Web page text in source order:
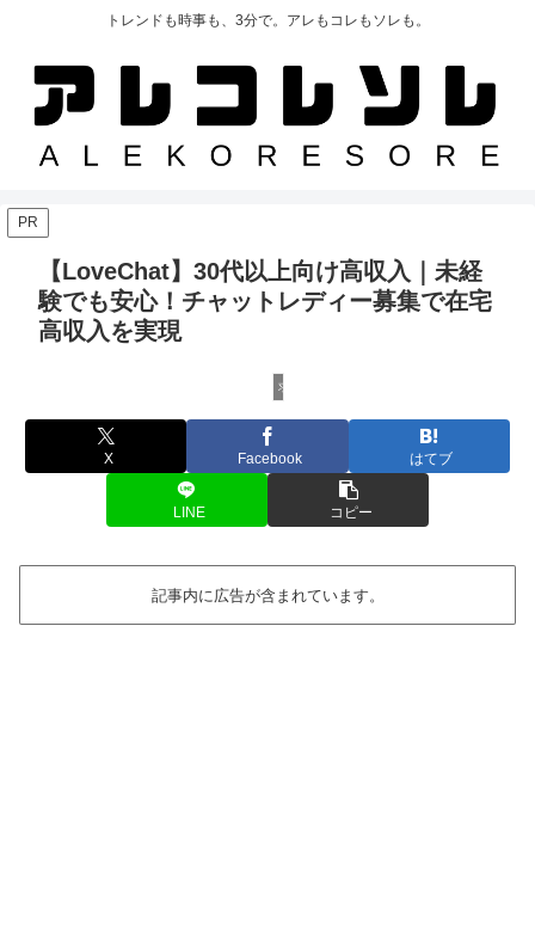
トレンドも時事も、3分で。アレもコレもソレも。
PR
【LoveChat】30代以上向け高収入｜未経
験でも安心！チャットレディー募集で在宅
高収入を実現
求人
X Facebook はてブ
LINE コピー
記事内に広告が含まれています。